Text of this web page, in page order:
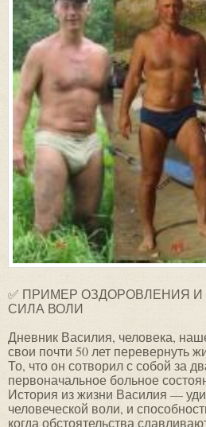
✅ ПРИМЕР ОЗДОРОВЛЕНИЯ
СИЛА ВОЛИ
Дневник Василия, человека, нашедшего в себе силы в свои почти 50 лет перевернуть жизнь с головы на ноги. То, что он сотворил с собой за два года, учитывая первоначальное больное состояние, просто чудо. История из жизни Василия — удивительный пример человеческой воли, и способности находить в себе силы, когда обстоятельства сдавливают как тиски. Вкратце скопированные отрывки дневника. 47 лет подошли незаметно. Жил как реактивный истребитель. Работал по 18 часов в сутки, а бывало и больше. Работа и физическая, и нервная — все вместе. Сначала становился, как специалист, затем ставил свое предприятие и дело, вроде все получилось, но вот с чем я столкнулся, как только все получилось… Голова и тело уже ныли около 10 лет. Вечно красные глаза, вечная усталость, постоянно себя взбадривал кофе и сигаретами, иногда спиртное, при росте 172 вес 98 кг, уже трудности с нагибанием и одеванием обуви. К врачам не ходил 25 лет, все простуды и недомогания переносил на ногах. И после празднования 45 лет меня стало валить с ног буквально. Жуткие боли в голове, в ушах постоянный орущий звон, глаза навыкате. Живот и поясницу ломит, пища не усваивается и не выходит, нога стала хромать. Это весна 2000 г. Пришлось обратится к врачам, тут же нашли кучу разных микробов и гадостей. Надавали антибиотиков и иммунных препаратов, от которых через 15-20 дней стало еще хуже. Вспомнил молодость, когда в стройотряде подхватил желтуху и печень перестала работать, два раза съездил на МинВоды (вода, ванны, грязи) и все заработало. Поехал в Железноводск. Кое-как пью воду, принимаю ванны, грязи, проходит неделя другая и все, как мертвому припарки. Попадаются в руки книги Малахова. Брэгга, Шелтона, Щадилова, Семеновой, Гогулан, начинает что-то в голове проясняться. Даже попробовал (но было очень страшно, на нервах, выдержу или нет) 1 день голодовки и клизма (правда, больше 200 гр. не вливалось никак, боли адские). Вышел, какой-то деготь, чему я был очень сильно удивлен. Приехал домой, толку от лечения никакого, только польза в том, что на книги набрел. Попробовал далее раз в неделю голодать и диету овощную себе поставить (понятно, не без мяса и т.п., как же без него, я тогда такого себе не представлял), и такое стало из меня выходить, кал ведрами черного цвета, как мазут. И решился я тут же на голодовку дней так 10, а получилось 30. Но сделал 2 ошибки. Первая — я еще курил и не бросил, второе доверился врачу, которая вроде бы имела опыт очищения у пациентов, она мне колола внутривенно всякие там солевые растворы, вроде бы для осаждения токсинов. Проходит после голодовки еще дней 25-30, но здоровым себя еще не чувствовал, хотя боли прошли, голова посветлела, хромата пропала, но кишечник и печень как надо не работали, пища не переваривалась, кал не формировался, боли в животе были всегда, никак не мог наладить диету. Хотелось сразу перестроится, но организм не хотел почему-то. Похудел, но за 3 месяца снова вес практически восстановился (95-96 кг). Так прошел 2000 год. Наступил 2001 год. Вроде стало лучше, но не здоров, кишки и печень не работают, жирный как свинья, настроение поганое, жизненной энергии нет вообще, от реактивного самолета одна труба осталась. И тут мне скрючивает руки и шею, а также часть грудного отдела. Боли адские. Дают обезболивающие наркотические. Ходить практически не могу, кое-как лежу в постели, безболезненного положения нет. Массажистка и врач две недели колдовали, толку никакого. Магнитно-резонансная томография показала 12 протрузий и 2 грыжи в шее и верхнегрудном отделе (как мне объяснили, остеохондроз это выпячивание дисков до 1 мм, протрузии до 4 мм, грыжи более 4 мм). Остальную часть позвоночника я не исследовал, но чувствуется там тоже самое. Рентгены и УЗИ показали новообразования и опухоли в голове, ЖКТ, печени. Мануалы колдовали 20 дней и 30 дней физиопроцедур — все это привело к тому, что мог жить без наркотиков, но видимо боли просто притупились, но были всегда. Полная ишемия мышц спины, шеи и рук, они, бедняжки, каждый час подергивались по1 — 1,5 минуты в судорогах от кислородного голодания. Рукой не мог поднять бритву, видел только пол под собой, страшная депрессия. Рыдания на крик с 17-00 до 18-00 и желания спрыгнуть с 7 этажа. Ел, как лошадь, растолстел до 100 кг. Прошло 2 месяца, операцию мне делать бесполезно (это надо делать не на 1 позвонок, а на все 33. Врачи сказали что буду ходить только под себя). Наткнулся в Интернете на Бубновского — лечение движением, узнал там, что и у нас в Самаре есть его сторонники, пошел в их спортзал, через крик и адскую боль начал делать упражнения, поначалу даже руками и ногами своими не мог двигать. 3 раза в неделю начал делать утром гимнастику, как мог, на карачках, и холодный душ. Через месяц острые боли прошли. Остались боли положения и тупые. Через 3 месяца стали пропадать и боли положения, оставалось скованность и неполнота движений, а также слабость мышц из-за полной их атрофии в результате их кислородного голодания (спазм сосудов спины привел к этому), и вроде все стало налаживаться, и настроение улучшилось, и депрессия стала проходить, но оказалось не все так просто… Начал я вроде входить в нормальный ритм жизни, увеличил нагрузки и однажды, после легкой, но длительной нагрузки (не в спортзале, по работе) защемило в груди, что такое сердце до сих пор я не знал. Защемило так, что боль адская, в глазах темно, сил нет и так 1,5 часа, пока пришла скорая, что-то закололи, подождали и уехали, но ничего не объяснили. Через 3 часа то же самое, опять скорая, опять закололи и в реанимацию на 3 дня — обширный проникающий инфаркт. Пролежал в больнице 20 дней, потом в санатории еще 21 день. Еле ходил, на 2 этаж, поднимался 20 минут. Врачи сказали — через 4 месяца на операцию шунтирования или еще что-то там. Мол, пока рано, надо окрепнуть (или скопытиться). И понял я окончательно, что только я сам смогу себе помочь, никто мне не поможет. Чтение сотен книг десятка разных авторов (и до сих пор их